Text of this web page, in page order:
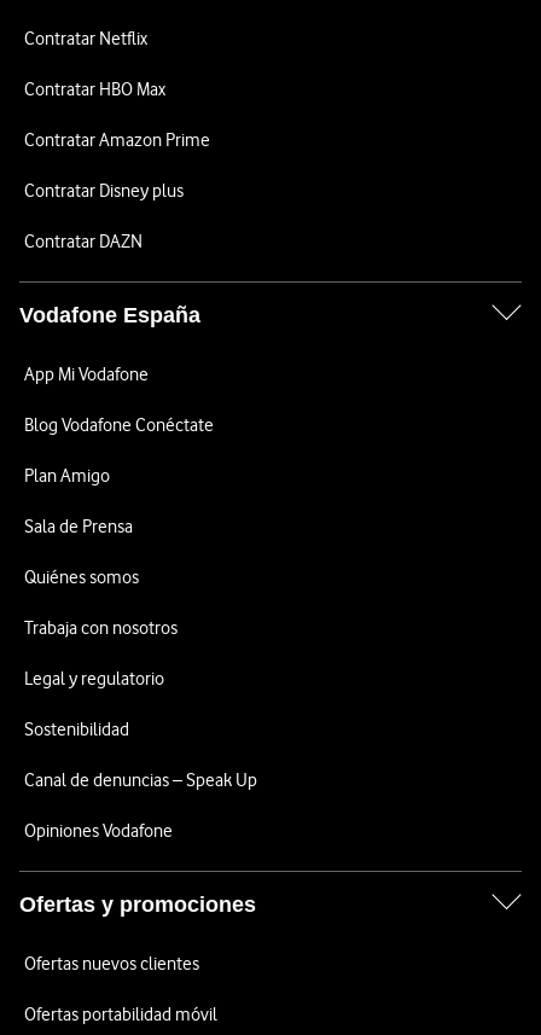
Contratar Netflix
Contratar HBO Max
Contratar Amazon Prime
Contratar Disney plus
Contratar DAZN
Vodafone España
App Mi Vodafone
Blog Vodafone Conéctate
Plan Amigo
Sala de Prensa
Quiénes somos
Trabaja con nosotros
Legal y regulatorio
Sostenibilidad
Canal de denuncias – Speak Up
Opiniones Vodafone
Ofertas y promociones
Ofertas nuevos clientes
Ofertas portabilidad móvil